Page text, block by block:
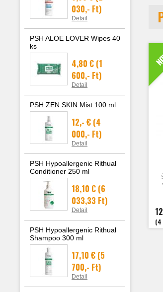
030,- Ft)
Detail
PSH ALOE LOVER Wipes 40
ks
4,80 € (1
600,- Ft)
Detail
PSH ZEN SKIN Mist 100 ml
12,- € (4
000,- Ft)
Detail
PSH Hypoallergenic Rithual
Conditioner 250 ml
18,10 € (6
033,33 Ft)
Detail
PSH Hypoallergenic Rithual
Shampoo 300 ml
17,10 € (5
700,- Ft)
Detail
(4